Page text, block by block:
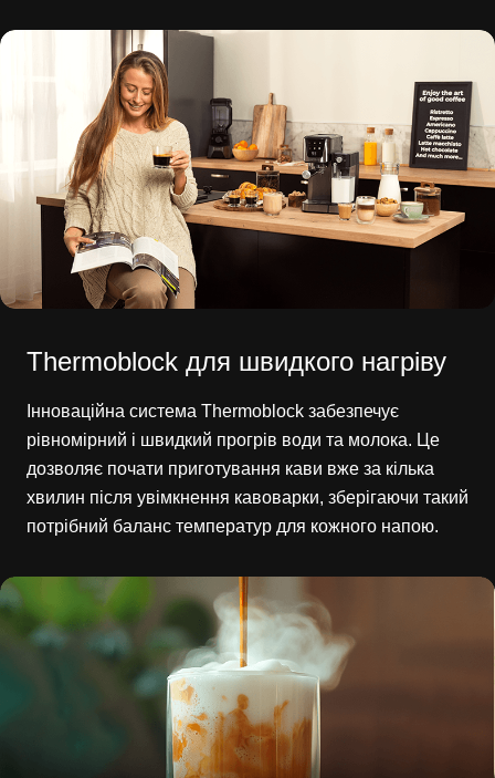
Thermoblock для швидкого нагріву
Інноваційна система Thermoblock забезпечує
рівномірний і швидкий прогрів води та молока. Це
дозволяє почати приготування кави вже за кілька
хвилин після увімкнення кавоварки, зберігаючи такий
потрібний баланс температур для кожного напою.